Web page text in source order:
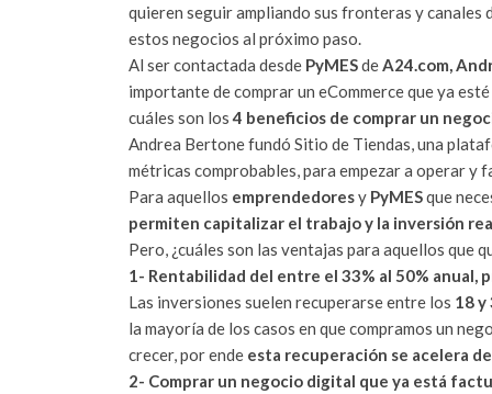
quieren seguir ampliando sus fronteras y canales
estos negocios al próximo paso.
Al ser contactada desde PyMESdeA24.com,
importante de comprar un eCommerce que ya
cuáles son los4 beneficios de comprar un
Andrea Bertone fundó Sitio de Tiendas, una
métricas comprobables, para empezar a operar y
Para aquellos emprendedoresy PyMESque
permiten capitalizar el trabajo y la inversión
Pero, ¿cuáles son las ventajas para aquellos que
1- Rentabilidad del entre el 33% al 50% anual,
Las inversiones suelen recuperarse entre los 18 y
la mayoría de los casos en que compramos un
crecer, por ende esta recuperación se acelera
2- Comprar un negocio digital que ya está